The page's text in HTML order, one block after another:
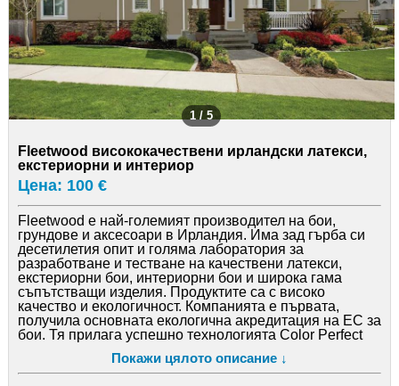
1 / 5
Fleetwood висококачествени ирландски латекси,
екстериорни и интериор
Цена: 100 €
Fleetwood е най-големият производител на бои,
грундове и аксесоари в Ирландия. Има зад гърба си
десетилетия опит и голяма лаборатория за
разработване и тестване на качествени латекси,
екстериорни бои, интериорни бои и широка гама
съпътстващи изделия. Продуктите са с високо
качество и екологичност. Компанията е първата,
получила основната екологична акредитация на ЕС за
бои. Тя прилага успешно технологията Color Perfect
насищане на боите с пигменти, което пък се отразява
на яркостта и плътността на цветовете и качеството
Покажи цялото описание ↓